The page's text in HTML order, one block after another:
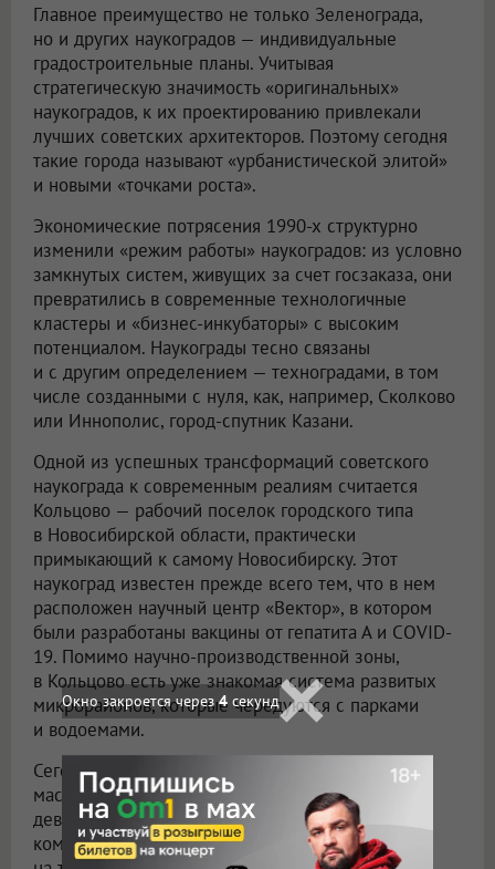
Главное преимущество не только Зеленограда,
но и других наукоградов — индивидуальные
градостроительные планы. Учитывая
стратегическую значимость «оригинальных»
наукоградов, к их проектированию привлекали
лучших советских архитекторов. Поэтому сегодня
такие города называют «урбанистической элитой»
и новыми «точками роста».
Экономические потрясения 1990-х структурно
изменили «режим работы» наукоградов: из условно
замкнутых систем, живущих за счет госзаказа, они
превратились в современные технологичные
кластеры и «бизнес-инкубаторы» с высоким
потенциалом. Наукограды тесно связаны
и с другим определением — техноградами, в том
числе созданными с нуля, как, например, Сколково
или Иннополис, город-спутник Казани.
Одной из успешных трансформаций советского
наукограда к современным реалиям считается
Кольцово — рабочий поселок городского типа
в Новосибирской области, практически
примыкающий к самому Новосибирску. Этот
наукоград известен прежде всего тем, что в нем
расположен научный центр «Вектор», в котором
были разработаны вакцины от гепатита А и COVID-
19. Помимо научно-производственной зоны,
в Кольцово есть уже знакомая система развитых
микрорайонов, которые чередуются с парками
и водоемами.
Сегодня в этом наукограде реализуется
масштабный проект одного из крупнейших
девелоперов России — Группы «Эталон». Жилой
комплекс «Счастье в Кольцово» рассчитан почти
Окно закроется через2 секунд